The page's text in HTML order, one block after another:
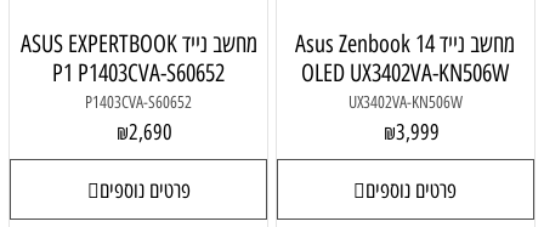
מחשב נייד Asus Zenbook 14
OLED UX3402VA-KN506W
UX3402VA-KN506W
₪3,999
פרטים נוספים
מחשב נייד ASUS EXPERTBOOK
P1 P1403CVA-S60652
P1403CVA-S60652
₪2,690
פרטים נוספים